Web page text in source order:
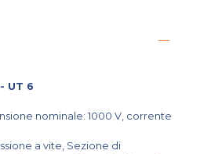
UT 6
nominale: 1000 V, corrente
a vite, Sezione di